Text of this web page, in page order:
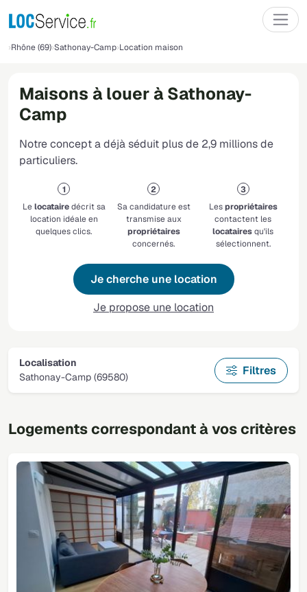
Rhône (69) Sathonay-Camp Location maison
Maisons à louer à Sathonay-
Camp
Notre concept a déjà séduit plus de 2,9 millions de
particuliers.
Lelocatairedécrit sa
location idéale en
quelques clics.
Sa candidature est
transmise aux
propriétaires
concernés.
Lespropriétaires
contactent les
locatairesqu'ils
sélectionnent.
Je cherche une location
Je propose une location
Localisation
Sathonay-Camp (69580)
Filtres
Logements correspondant à vos critères